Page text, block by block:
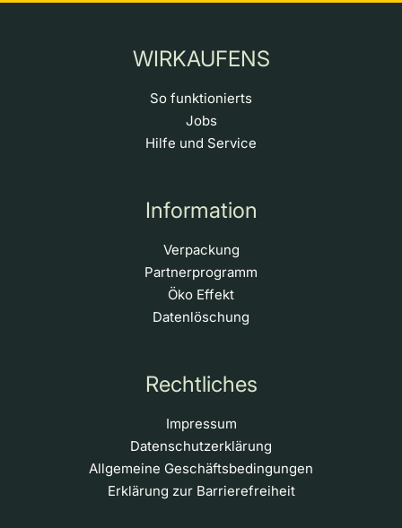
WIRKAUFENS
So funktionierts
Jobs
Hilfe und Service
Information
Verpackung
Partnerprogramm
Öko Effekt
Datenlöschung
Rechtliches
Impressum
Datenschutzerklärung
Allgemeine Geschäftsbedingungen
Erklärung zur Barrierefreiheit